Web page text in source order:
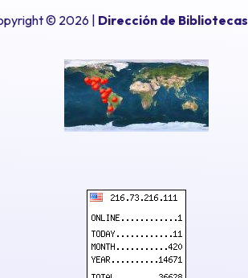
© 2026 | Dirección de Bibliotecas